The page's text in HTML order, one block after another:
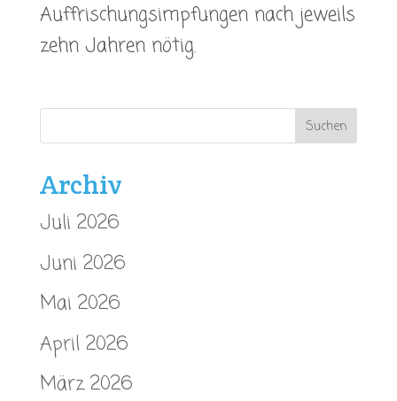
Auffrischungsimpfungen nach jeweils
zehn Jahren nötig.
Archiv
Juli 2026
Juni 2026
Mai 2026
April 2026
März 2026